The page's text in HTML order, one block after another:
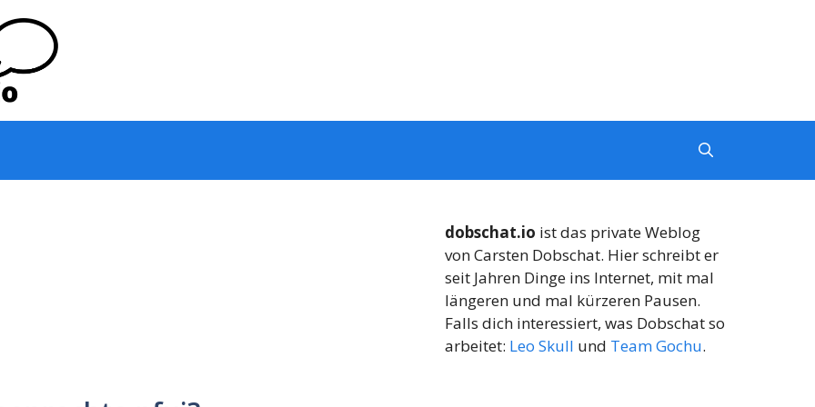
dobschat.io ist das private Weblog
von Carsten Dobschat. Hier schreibt er
seit Jahren Dinge ins Internet, mit mal
längeren und mal kürzeren Pausen.
Falls dich interessiert, was Dobschat so
arbeitet: Leo Skull und Team Gochu.